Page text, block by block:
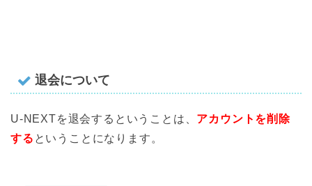
退会について
U-NEXTを退会するということは、 アカウントを削除
する ということになります。